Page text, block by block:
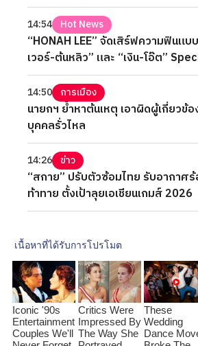
14:54 Hot News
“HONAH LEE” จัดเสิร์ฟความฟินแ
เวอร์-ต้นหลิว” และ “เงิน-โอ๊ต”
ภาพยนตร์ 2 วันเต็ม
14:50 การเมือง
นายกฯ ย้ำหาต้นเหตุ เอาผิดผู้เกี่ยวข้
บุคคลรั่วไหล
14:26 ข่าว
“สกาย” ปรับตัวซ้อมไทย รับอากาศ
ท้าทาย ตั้งเป้าลุยเอเชียนเกมส์ 2026